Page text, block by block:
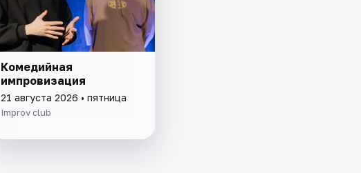
Комедийная
импровизация
21 августа 2026 • пятница
Improv club